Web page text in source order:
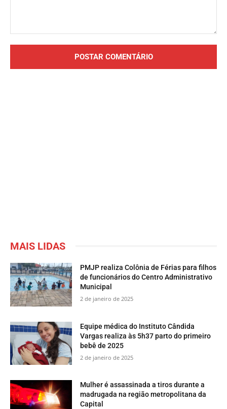
MAIS LIDAS
PMJP realiza Colônia de Férias para filhos
de funcionários do Centro Administrativo
Municipal
2 de janeiro de 2025
Equipe médica do Instituto Cândida
Vargas realiza às 5h37 parto do primeiro
bebê de 2025
2 de janeiro de 2025
Mulher é assassinada a tiros durante a
madrugada na região metropolitana da
Capital